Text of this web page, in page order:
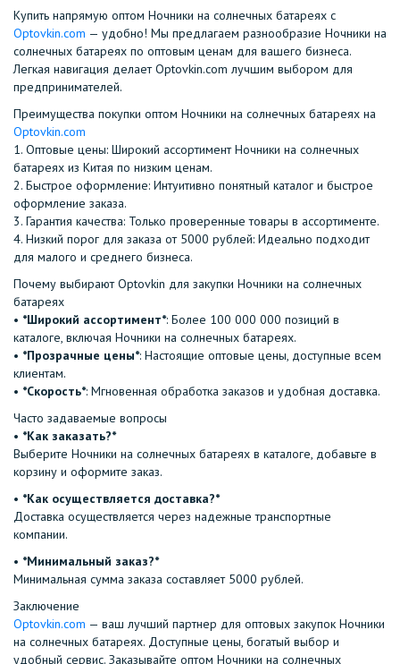
Купить напрямую оптом Ночники на солнечных батареях с
Optovkin.com — удобно! Мы предлагаем разнообразие Ночники на
солнечных батареях по оптовым ценам для вашего бизнеса.
Легкая навигация делает Optovkin.com лучшим выбором для
предпринимателей.
Преимущества покупки оптом Ночники на солнечных батареях на
Optovkin.com
1.⁠ ⁠Оптовые цены: Широкий ассортимент Ночники на солнечных
батареях из Китая по низким ценам.
2.⁠ ⁠Быстрое оформление: Интуитивно понятный каталог и быстрое
оформление заказа.
3.⁠ ⁠Гарантия качества: Только проверенные товары в ассортименте.
4.⁠ ⁠Низкий порог для заказа от 5000 рублей: Идеально подходит
для малого и среднего бизнеса.
Почему выбирают Optovkin для закупки Ночники на солнечных
батареях
•⁠ ⁠ *Широкий ассортимент*: Более 100 000 000 позиций в
каталоге, включая Ночники на солнечных батареях.
•⁠ ⁠ *Прозрачные цены*: Настоящие оптовые цены, доступные всем
клиентам.
•⁠ ⁠ *Скорость*: Мгновенная обработка заказов и удобная доставка.
Часто задаваемые вопросы
•⁠ ⁠*Как заказать?*
Выберите Ночники на солнечных батареях в каталоге, добавьте в
корзину и оформите заказ.
•⁠ ⁠ *Как осуществляется доставка?*
Доставка осуществляется через надежные транспортные
компании.
•⁠ ⁠ *Минимальный заказ?*
Минимальная сумма заказа составляет 5000 рублей.
Заключение
Optovkin.com — ваш лучший партнер для оптовых закупок Ночники
на солнечных батареях. Доступные цены, богатый выбор и
удобный сервис. Заказывайте оптом Ночники на солнечных